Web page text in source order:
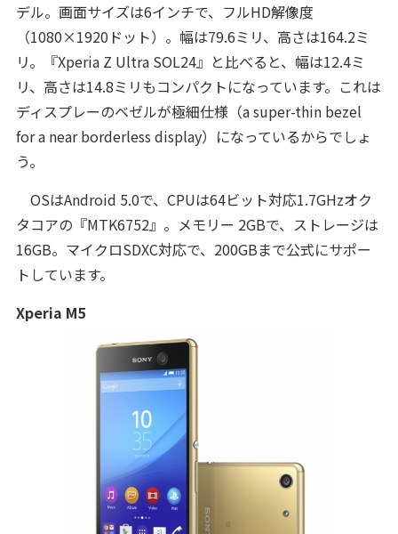
デル。画面サイズは6インチで、フルHD解像度
（1080×1920ドット）。幅は79.6ミリ、高さは164.2ミ
リ。『Xperia Z Ultra SOL24』と比べると、幅は12.4ミ
リ、高さは14.8ミリもコンパクトになっています。これは
ディスプレーのベゼルが極細仕様（a super-thin bezel
for a near borderless display）になっているからでしょ
う。
OSはAndroid 5.0で、CPUは64ビット対応1.7GHzオク
タコアの『MTK6752』。メモリー 2GBで、ストレージは
16GB。マイクロSDXC対応で、200GBまで公式にサポー
トしています。
Xperia M5